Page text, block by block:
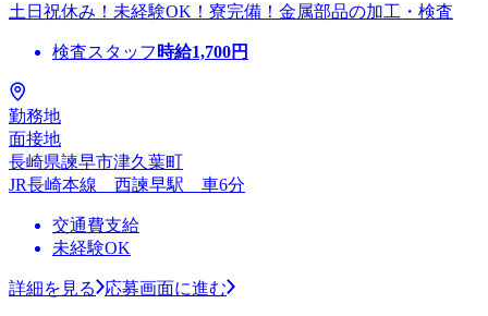
土日祝休み！未経験OK！寮完備！金属部品の加工・検査
検査スタッフ 時給1,700円
勤務地
面接地
長崎県諫早市津久葉町
JR長崎本線 西諫早駅 車6分
交通費支給
未経験OK
詳細を見る 応募画面に進む